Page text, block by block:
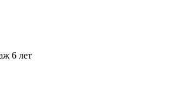
6 лет